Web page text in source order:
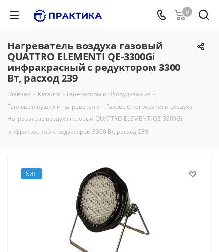
0
Нагреватель воздуха газовый
QUATTRO ELEMENTI QE-3300Gi
инфракрасный с редуктором 3300
Вт, расход 239
Главная - Каталог - Генераторы и Оборудование -
Тепловые пушки и нагреватели - Газовые нагреватели воздуха -
Нагреватель воздуха газовый QUATTRO ELEMENTI QE-3300Gi
инфракрасный с редуктором 3300 Вт, расход 239
ХИТ